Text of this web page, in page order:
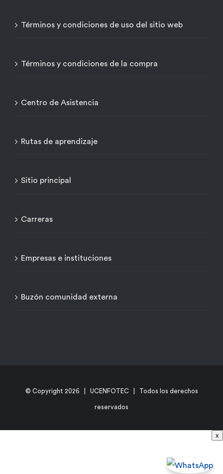
Términos y condiciones de uso del sitio web
Términos y condiciones de la compra
Centro de Asistencia
Rutas de aprendizaje
Sitio principal
Carreras
Empresas e instituciones
Buzón comunidad externa
© Copyright 2026 | UCENFOTEC | Todos los derechos
reservados
x